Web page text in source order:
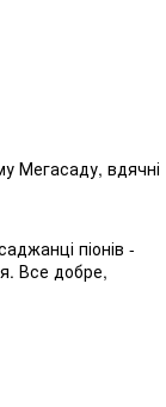
Мегасаду, вдячні
піонів -
Все добре,